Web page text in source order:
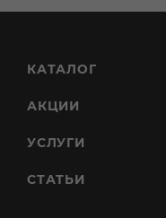
КАТАЛОГ
АКЦИИ
УСЛУГИ
СТАТЬИ